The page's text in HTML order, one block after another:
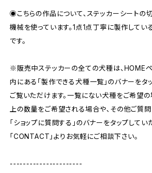
◉こちらの作品について、ステッカーシートの
機械を使っています。1点1点丁寧に製作してい
です。
※販売中ステッカーの全ての犬種は、HOME
内にある「製作できる犬種一覧」のバナーをタ
ご覧いただけます。一覧にない犬種をご希望の
上の数量をご希望される場合や、その他ご質
「ショップに質問する」のバナーをタップしてい
「CONTACT」よりお気軽にご相談下さい。
----------------------